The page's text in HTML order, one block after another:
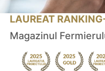
LAUREAT
Magazinul